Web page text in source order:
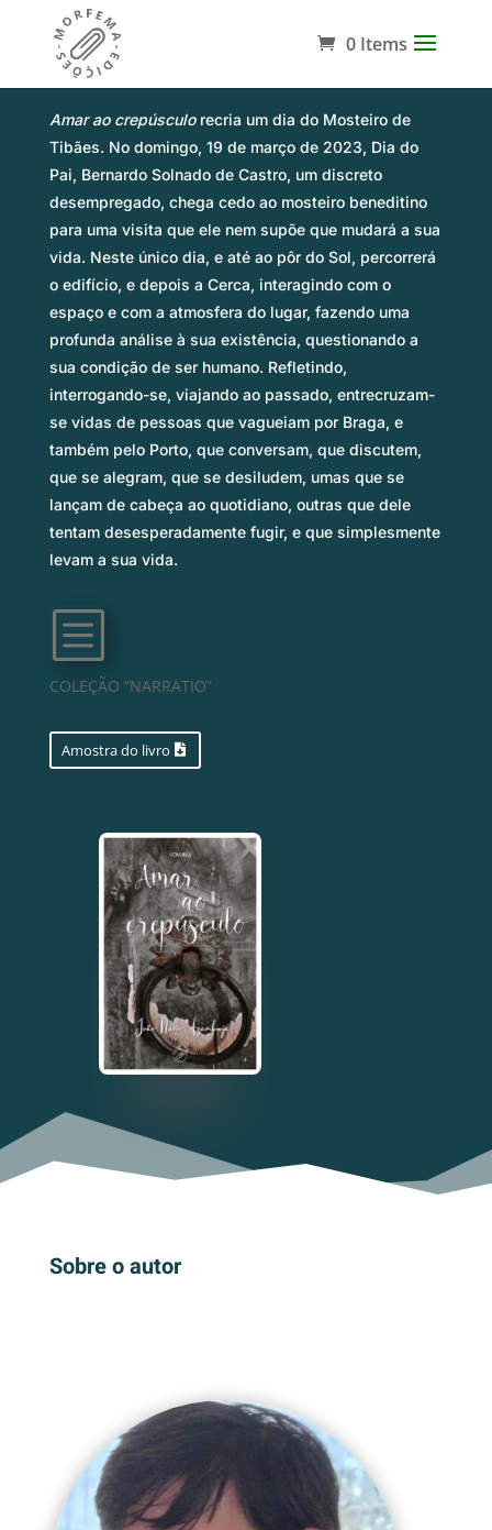
0 Items
Sinopse
Amar ao crepúsculorecria um dia do Mosteiro de
Tibães. No domingo, 19 de março de 2023, Dia do
Pai, Bernardo Solnado de Castro, um discreto
desempregado, chega cedo ao mosteiro beneditino
para uma visita que ele nem supõe que mudará a sua
vida. Neste único dia, e até ao pôr do Sol, percorrerá
o edifício, e depois a Cerca, interagindo com o
espaço e com a atmosfera do lugar, fazendo uma
profunda análise à sua existência, questionando a
sua condição de ser humano. Refletindo,
interrogando-se, viajando ao passado, entrecruzam-
se vidas de pessoas que vagueiam por Braga, e
também pelo Porto, que conversam, que discutem,
que se alegram, que se desiludem, umas que se
lançam de cabeça ao quotidiano, outras que dele
tentam desesperadamente fugir, e que simplesmente
levam a sua vida.
b
COLEÇÃO “NARRATIO”
Amostra do livro
Sobre o autor